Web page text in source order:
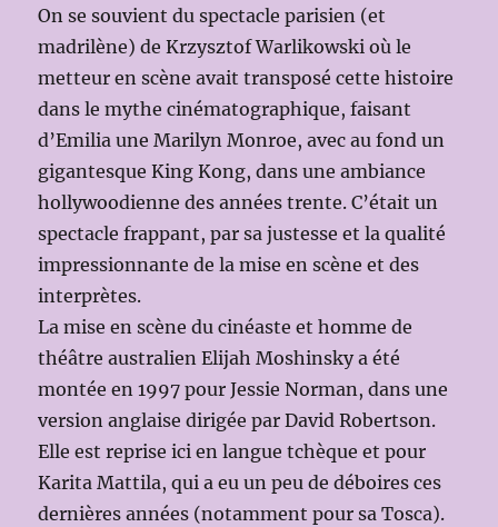
On se souvient du spectacle parisien (et
madrilène) de Krzysztof Warlikowski où le
metteur en scène avait transposé cette histoire
dans le mythe cinématographique, faisant
d’Emilia une Marilyn Monroe, avec au fond un
gigantesque King Kong, dans une ambiance
hollywoodienne des années trente. C’était un
spectacle frappant, par sa justesse et la qualité
impressionnante de la mise en scène et des
interprètes.
La mise en scène du cinéaste et homme de
théâtre australien Elijah Moshinsky a été
montée en 1997 pour Jessie Norman, dans une
version anglaise dirigée par David Robertson.
Elle est reprise ici en langue tchèque et pour
Karita Mattila, qui a eu un peu de déboires ces
dernières années (notamment pour sa Tosca).